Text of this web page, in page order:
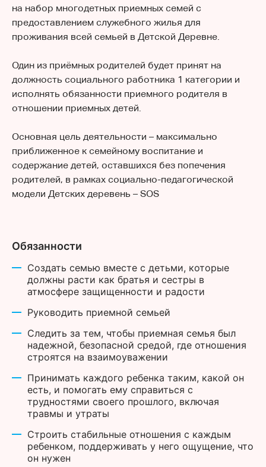
на набор многодетных приемных семей с
предоставлением служебного жилья для
проживания всей семьей в Детской Деревне.
Один из приёмных родителей будет принят на
должность социального работника 1 категории и
исполнять обязанности приемного родителя в
отношении приемных детей.
Основная цель деятельности – максимально
приближенное к семейному воспитание и
содержание детей, оставшихся без попечения
родителей, в рамках социально-педагогической
модели Детских деревень – SOS
Обязанности
Создать семью вместе с детьми, которые
должны расти как братья и сестры в
атмосфере защищенности и радости
Руководить приемной семьей
Следить за тем, чтобы приемная семья был
надежной, безопасной средой, где отношения
строятся на взаимоуважении
Принимать каждого ребенка таким, какой он
есть, и помогать ему справиться с
трудностями своего прошлого, включая
травмы и утраты
Строить стабильные отношения с каждым
ребенком, поддерживать у него ощущение, что
он нужен